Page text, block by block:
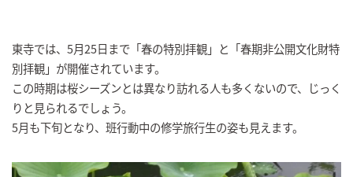
東寺では、5月25日まで「春の特別拝観」と「春期非公開文化財特
別拝観」が開催されています。
この時期は桜シーズンとは異なり訪れる人も多くないので、じっく
りと見られるでしょう。
5月も下旬となり、班行動中の修学旅行生の姿も見えます。